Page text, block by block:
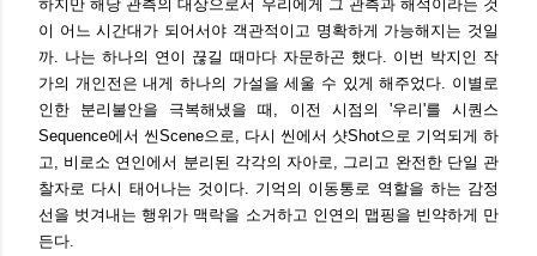
하지만 해당 관측의 대상으로서 우리에게 그 관측과 해석이라는 것
이 어느 시간대가 되어서야 객관적이고 명확하게 가능해지는 것일
까. 나는 하나의 연이 끊길 때마다 자문하곤 했다. 이번 박지인 작
가의 개인전은 내게 하나의 가설을 세울 수 있게 해주었다. 이별로
인한 분리불안을 극복해냈을 때, 이전 시점의 '우리'를 시퀀스
Sequence에서 씬Scene으로, 다시 씬에서 샷Shot으로 기억되게 하
고, 비로소 연인에서 분리된 각각의 자아로, 그리고 완전한 단일 관
찰자로 다시 태어나는 것이다. 기억의 이동통로 역할을 하는 감정
선을 벗겨내는 행위가 맥락을 소거하고 인연의 맵핑을 빈약하게 만
든다.